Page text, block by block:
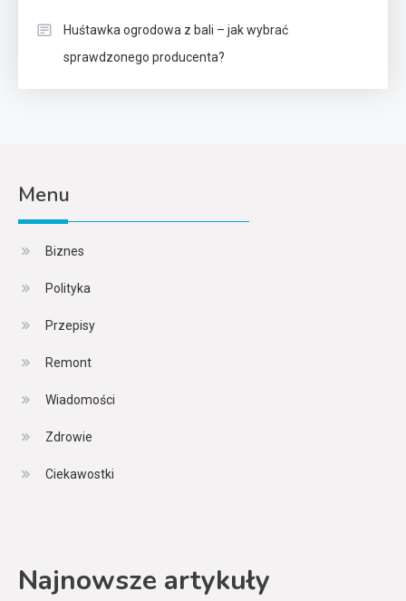
Huśtawka ogrodowa z bali – jak wybrać
sprawdzonego producenta?
Menu
Biznes
Polityka
Przepisy
Remont
Wiadomości
Zdrowie
Ciekawostki
Najnowsze artykuły